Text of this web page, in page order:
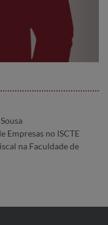
Empresas no ISCTE
na Faculdade de